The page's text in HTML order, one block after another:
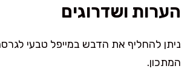
הערות ושדרוגים
ניתן להחליף את הדבש במייפל טבעי
המתכון.